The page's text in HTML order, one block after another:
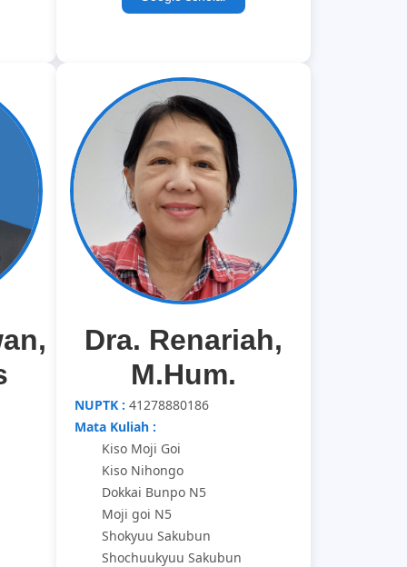
Dra. Renariah,
M.Hum.
NUPTK : 41278880186
Mata Kuliah :
Kiso Moji Goi
Kiso Nihongo
Dokkai Bunpo N5
Moji goi N5
Shokyuu Sakubun
Shochuukyuu Sakubun